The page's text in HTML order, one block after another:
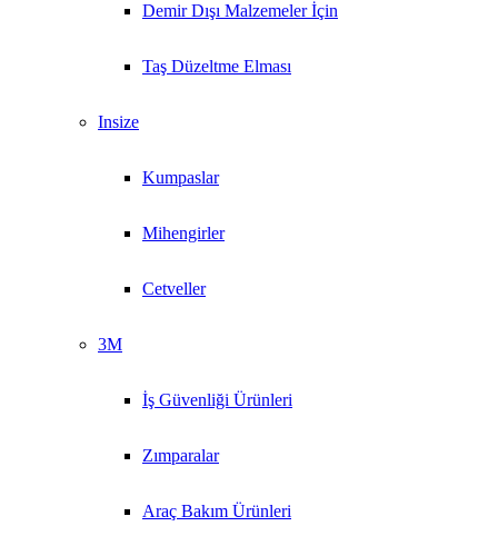
Demir Dışı Malzemeler İçin
Taş Düzeltme Elması
Insize
Kumpaslar
Mihengirler
Cetveller
3M
İş Güvenliği Ürünleri
Zımparalar
Araç Bakım Ürünleri